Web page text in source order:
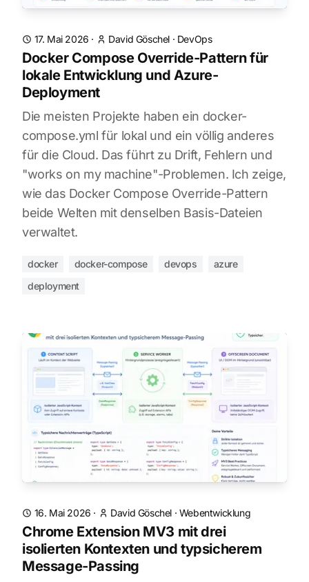
17. Mai 2026 · David Göschel · DevOps
Docker Compose Override-Pattern für
lokale Entwicklung und Azure-
Deployment
Die meisten Projekte haben ein docker-
compose.yml für lokal und ein völlig anderes
für die Cloud. Das führt zu Drift, Fehlern und
"works on my machine"-Problemen. Ich zeige,
wie das Docker Compose Override-Pattern
beide Welten mit denselben Basis-Dateien
verwaltet.
docker docker-compose devops
azure
deployment
16. Mai 2026 · David Göschel · Webentwicklung
Chrome Extension MV3 mit drei
isolierten Kontexten und typsicherem
Message-Passing